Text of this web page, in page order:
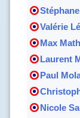
Valérie
Max
Laurent
Paul
Nicole